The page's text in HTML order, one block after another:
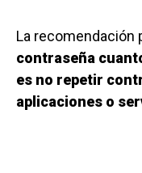
La recomendación
contraseña
es no repetir
aplicaciones o